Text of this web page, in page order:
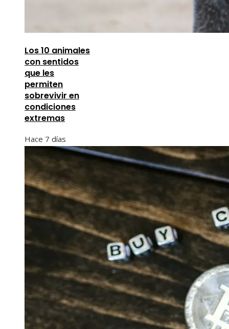
Los 10 animales
con sentidos
que les
permiten
sobrevivir en
condiciones
extremas
Hace 7 días